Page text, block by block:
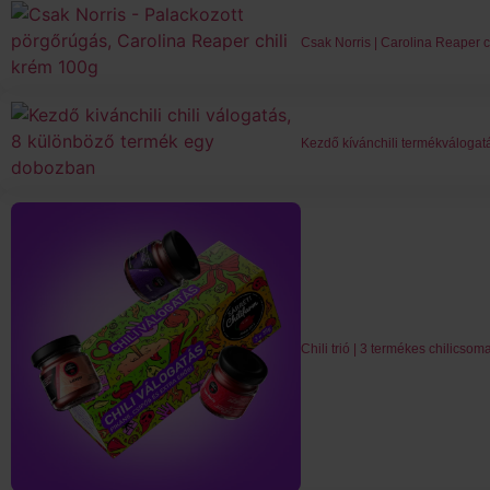
Csak Norris | Carolina Reaper
Kezdő kívánchili
Chili trió | 3 termékes